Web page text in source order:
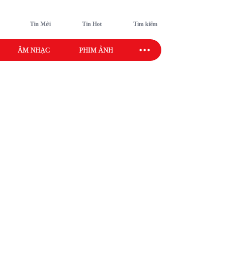
Tin Mới Tin Hot Tìm kiếm
ÂM NHẠC PHIM ẢNH SAO SPORT